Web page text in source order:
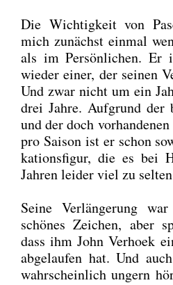
Die Wich­tig­keit von
mich zunächst ein­mal
als im Per­sön­li­chen. Er
wie­der einer, der sei­nen
Und zwar nicht um ein
drei Jah­re. Auf­grund der
und der doch
pro Sai­son ist er schon
ka­ti­ons­fi­gur, die es bei
Jah­ren lei­der viel zu
Sei­ne Ver­län­ge­rung
schö­nes Zei­chen, aber
dass ihm John Ver­hoek
abge­lau­fen hat. Und
wahr­schein­lich ungern